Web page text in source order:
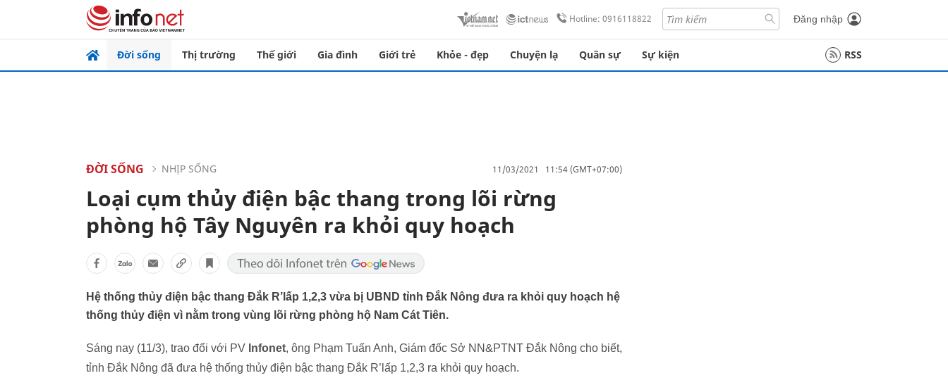
Hotline: 0916118822 Đăng nhập
Đời sống Thị trường Thế giới Gia đình Giới trẻ Khỏe - đẹp Chuyện lạ Quân sự Sự kiện RSS
ĐỜI SỐNG NHỊP SỐNG 11/03/2021 11:54 (GMT+07:00)
Loại cụm thủy điện bậc thang trong lõi rừng
phòng hộ Tây Nguyên ra khỏi quy hoạch
Hệ thống thủy điện bậc thang Đắk R’lấp 1,2,3 vừa bị UBND tỉnh Đắk Nông đưa ra khỏi quy hoạch hệ
thống thủy điện vì nằm trong vùng lõi rừng phòng hộ Nam Cát Tiên.
Sáng nay (11/3), trao đổi với PV Infonet, ông Phạm Tuấn Anh, Giám đốc Sở NN&PTNT Đắk Nông cho biết,
tỉnh Đắk Nông đã đưa hệ thống thủy điện bậc thang Đắk R’lấp 1,2,3 ra khỏi quy hoạch.